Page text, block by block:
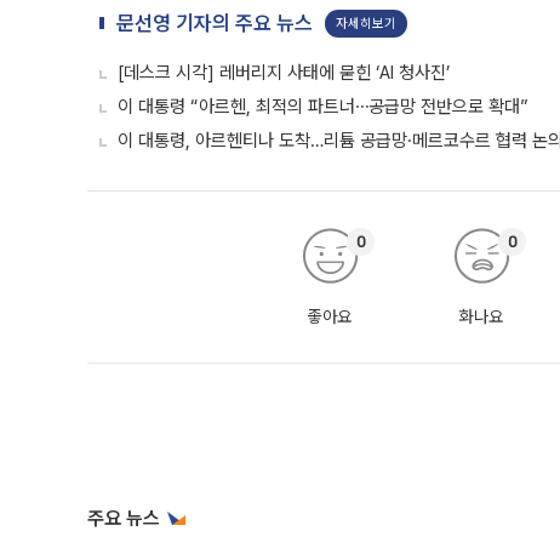
문선영 기자의 주요 뉴스 자세히보기
[데스크 시각] 레버리지 사태에 묻힌 ‘AI 청사진’
이 대통령 “아르헨, 최적의 파트너⋯공급망 전반으로 확대”
이 대통령, 아르헨티나 도착…리튬 공급망·메르코수르 협력 논의
좋아요
0
화나요
0
주요 뉴스